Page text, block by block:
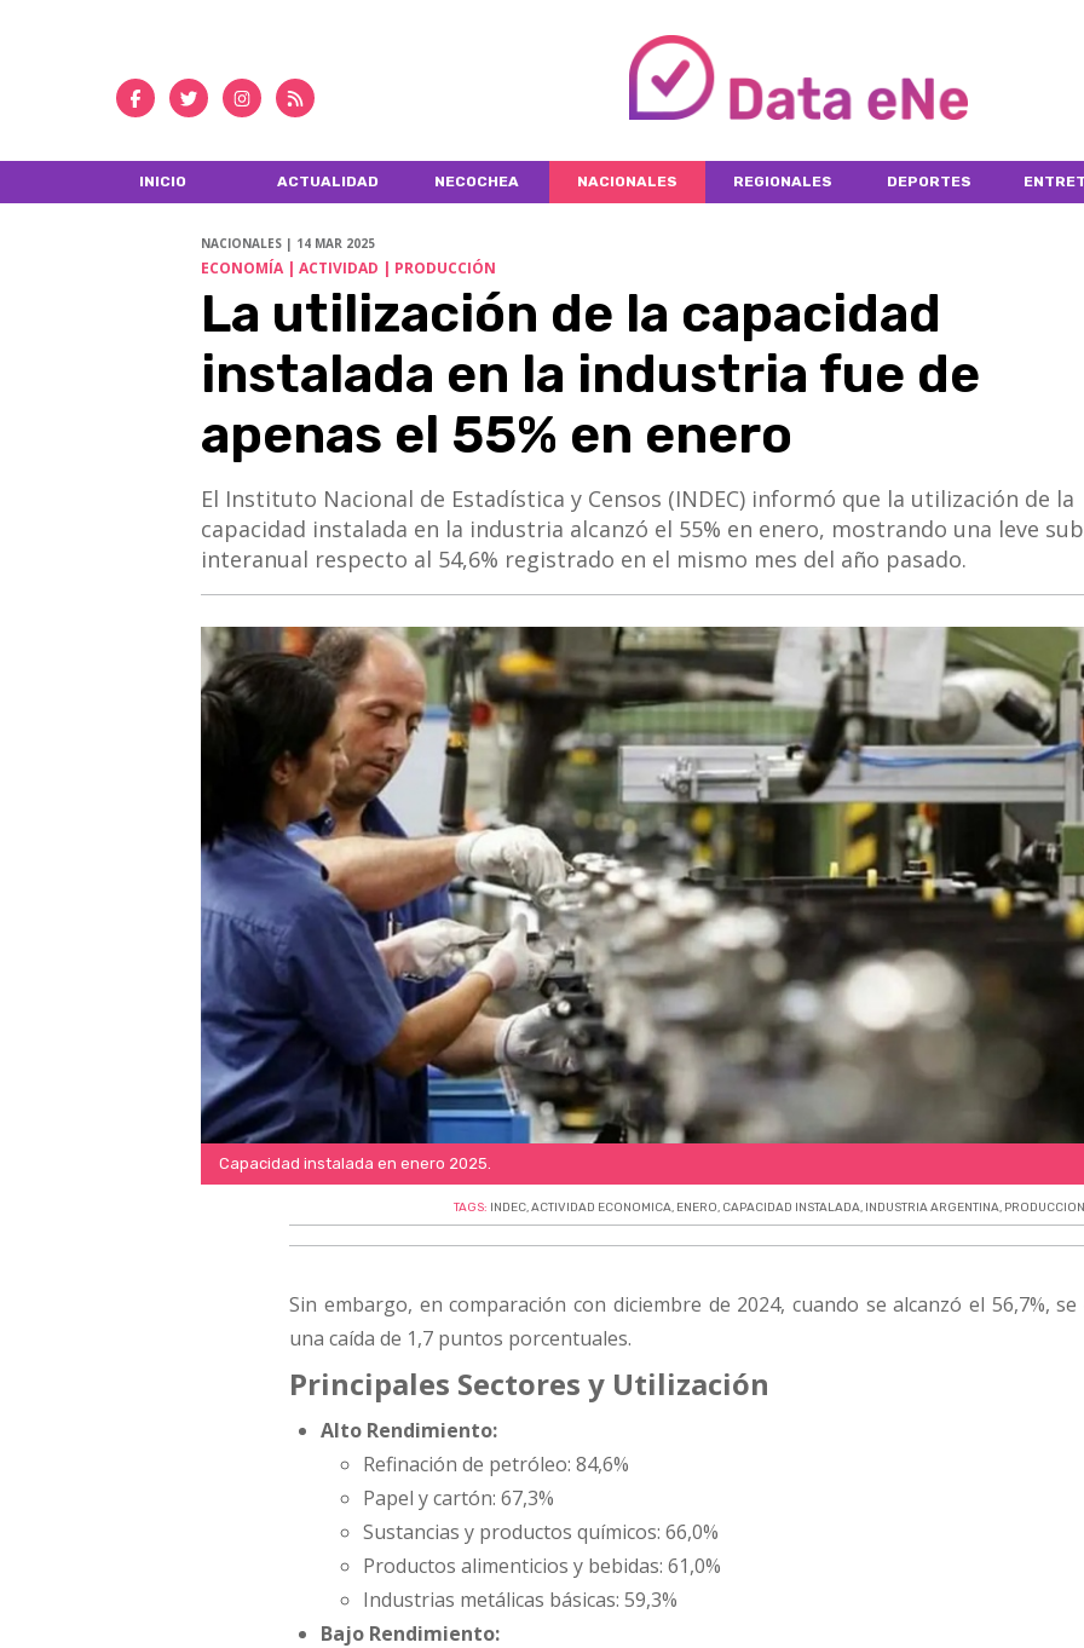
INICIO ACTUALIDAD NECOCHEA NACIONALES REGIONALES DEPORTES
NACIONALES | 14 MAR 2025
ECONOMÍA | ACTIVIDAD | PRODUCCIÓN
La utilización de la capacidad
instalada en la industria fue de
apenas el 55% en enero
El Instituto Nacional de Estadística y Censos (INDEC) informó que la utilización de la
capacidad instalada en la industria alcanzó el 55% en enero, mostrando una leve
interanual respecto al 54,6% registrado en el mismo mes del año pasado.
Capacidad instalada en enero 2025.
TAGS: INDEC,ACTIVIDAD ECONOMICA, ENERO, CAPACIDAD INSTALADA, INDUSTRIA ARGENTINA,
Sin embargo, en comparación con diciembre de 2024, cuando se alcanzó el 56,7%, se
una caída de 1,7 puntos porcentuales.
Principales Sectores y Utilización
Alto Rendimiento:
Refinación de petróleo: 84,6%
Papel y cartón: 67,3%
Sustancias y productos químicos: 66,0%
Productos alimenticios y bebidas: 61,0%
Industrias metálicas básicas: 59,3%
Bajo Rendimiento: